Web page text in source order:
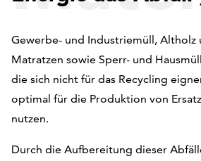
Gewerbe- und Industriemüll, Altholz
Matratzen sowie Sperr- und
die sich nicht für das Recycling
optimal für die Produktion von
nutzen.
Durch die Aufbereitung dieser